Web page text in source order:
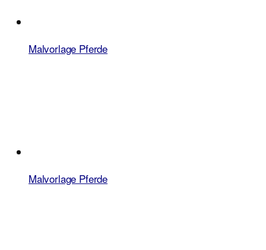
Malvorlage Pferde
Malvorlage Pferde